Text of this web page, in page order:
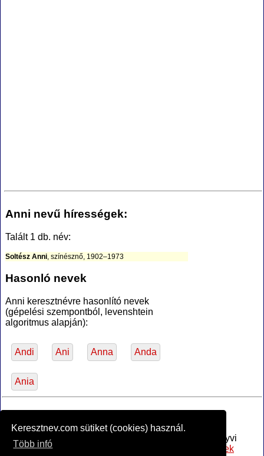
Keresztnev.com sütiket (cookies) használ.
Több infó
Anni nevű hírességek:
Talált 1 db. név:
Soltész Anni , színésznő, 1902–1973
Hasonló nevek
Anni keresztnévre hasonlító nevek
(gépelési szempontból, levenshtein
algoritmus alapján):
Andi Ani Anna Anda
Ania
Az MTA Nyelvtudományi Intézete által anyakönyvi
bejegyzésre alkalmasnak minősített
női utónevek